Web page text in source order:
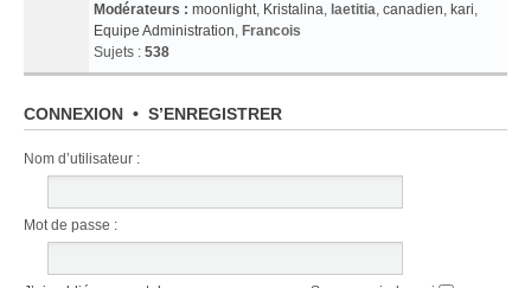
Modérateurs : moonlight, Kristalina, laetitia, canadien, kari,
Equipe Administration, Francois
Sujets : 538
CONNEXION • S’ENREGISTRER
Nom d’utilisateur :
Mot de passe :